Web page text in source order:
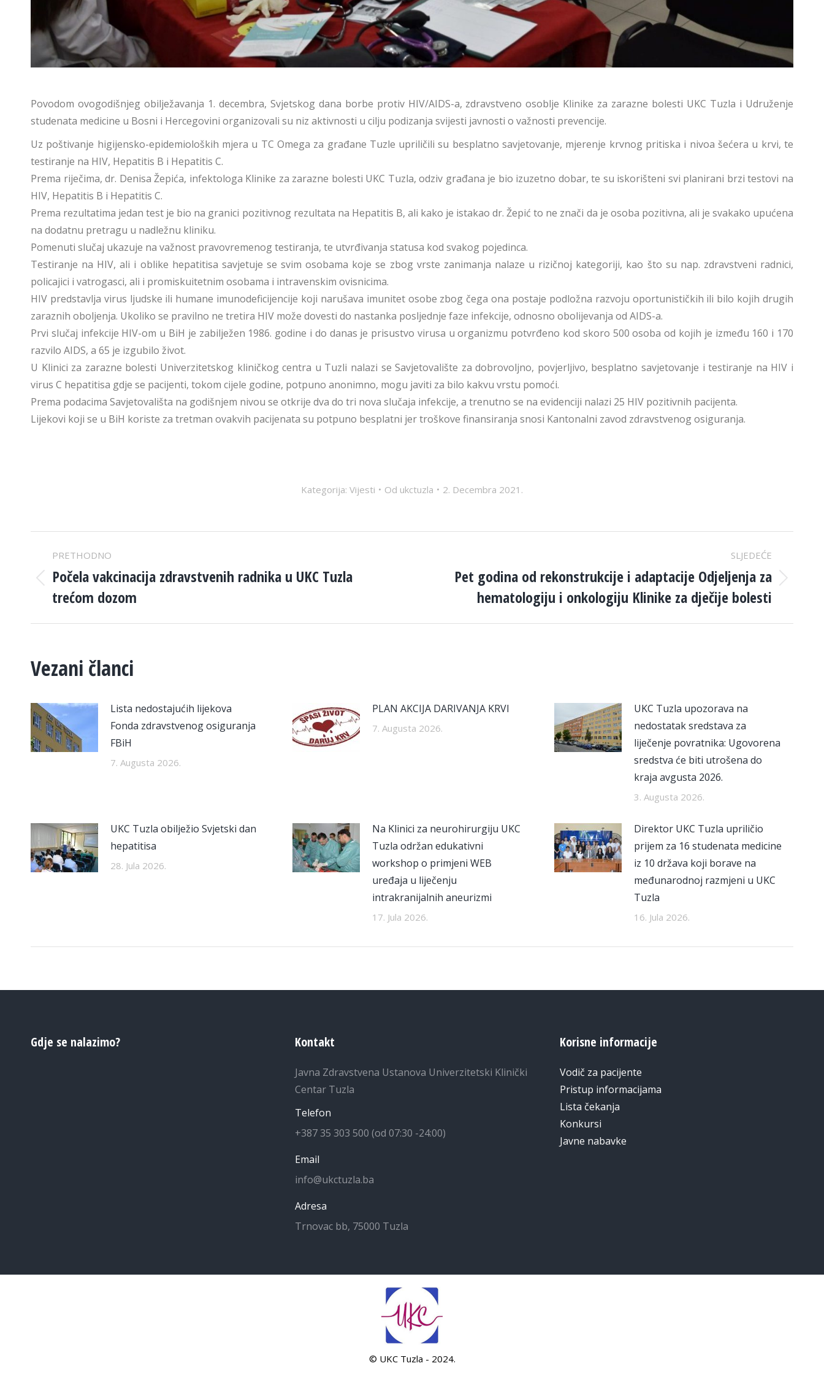
Povodom ovogodišnjeg obilježavanja 1. decembra, Svjetskog dana borbe protiv HIV/AIDS-a, zdravstveno osoblje Klinike za zarazne bolesti UKC Tuzla i Udruženje
studenata medicine u Bosni i Hercegovini organizovali su niz aktivnosti u cilju podizanja svijesti javnosti o važnosti prevencije.
Uz poštivanje higijensko-epidemioloških mjera u TC Omega za građane Tuzle upriličili su besplatno savjetovanje, mjerenje krvnog pritiska i nivoa šećera u krvi, te
testiranje na HIV, Hepatitis B i Hepatitis C.
Prema riječima, dr. Denisa Žepića, infektologa Klinike za zarazne bolesti UKC Tuzla, odziv građana je bio izuzetno dobar, te su iskorišteni svi planirani brzi testovi na
HIV, Hepatitis B i Hepatitis C.
Prema rezultatima jedan test je bio na granici pozitivnog rezultata na Hepatitis B, ali kako je istakao dr. Žepić to ne znači da je osoba pozitivna, ali je svakako upućena
na dodatnu pretragu u nadležnu kliniku.
Pomenuti slučaj ukazuje na važnost pravovremenog testiranja, te utvrđivanja statusa kod svakog pojedinca.
Testiranje na HIV, ali i oblike hepatitisa savjetuje se svim osobama koje se zbog vrste zanimanja nalaze u rizičnoj kategoriji, kao što su nap. zdravstveni radnici,
policajici i vatrogasci, ali i promiskuitetnim osobama i intravenskim ovisnicima.
HIV predstavlja virus ljudske ili humane imunodeficijencije koji narušava imunitet osobe zbog čega ona postaje podložna razvoju oportunističkih ili bilo kojih drugih
zaraznih oboljenja. Ukoliko se pravilno ne tretira HIV može dovesti do nastanka posljednje faze infekcije, odnosno obolijevanja od AIDS-a.
Prvi slučaj infekcije HIV-om u BiH je zabilježen 1986. godine i do danas je prisustvo virusa u organizmu potvrđeno kod skoro 500 osoba od kojih je između 160 i 170
razvilo AIDS, a 65 je izgubilo život.
U Klinici za zarazne bolesti Univerzitetskog kliničkog centra u Tuzli nalazi se Savjetovalište za dobrovoljno, povjerljivo, besplatno savjetovanje i testiranje na HIV i
virus C hepatitisa gdje se pacijenti, tokom cijele godine, potpuno anonimno, mogu javiti za bilo kakvu vrstu pomoći.
Prema podacima Savjetovališta na godišnjem nivou se otkrije dva do tri nova slučaja infekcije, a trenutno se na evidenciji nalazi 25 HIV pozitivnih pacijenta.
Lijekovi koji se u BiH koriste za tretman ovakvih pacijenata su potpuno besplatni jer troškove finansiranja snosi Kantonalni zavod zdravstvenog osiguranja.
Kategorija: Vijesti Od ukctuzla 2. Decembra 2021.
POST
NAVIGATION
PRETHODNO
Previous
post:
Počela vakcinacija zdravstvenih radnika u UKC Tuzla
trećom dozom
SLJEDEĆE
Pet godina od rekonstrukcije i adaptacije Odjeljenja za
hematologiju i onkologiju Klinike za dječije bolesti
Vezani članci
Lista nedostajućih lijekova
Fonda zdravstvenog osiguranja
FBiH
7. Augusta 2026.
PLAN AKCIJA DARIVANJA KRVI
7. Augusta 2026.
UKC Tuzla upozorava na
nedostatak sredstava za
liječenje povratnika: Ugovorena
sredstva će biti utrošena do
kraja avgusta 2026.
3. Augusta 2026.
UKC Tuzla obilježio Svjetski dan
hepatitisa
28. Jula 2026.
Na Klinici za neurohirurgiju UKC
Tuzla održan edukativni
workshop o primjeni WEB
uređaja u liječenju
intrakranijalnih aneurizmi
17. Jula 2026.
Direktor UKC Tuzla upriličio
prijem za 16 studenata medicine
iz 10 država koji borave na
međunarodnoj razmjeni u UKC
Tuzla
16. Jula 2026.
Gdje se nalazimo? Kontakt
Javna Zdravstvena Ustanova Univerzitetski Klinički
Centar Tuzla
Telefon
+387 35 303 500 (od 07:30 -24:00)
Email
info@ukctuzla.ba
Adresa
Trnovac bb, 75000 Tuzla
Korisne informacije
Vodič za pacijente
Pristup informacijama
Lista čekanja
Konkursi
Javne nabavke
© UKC Tuzla - 2024.